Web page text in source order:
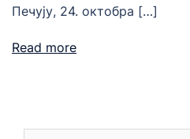
Печују, 24. октобра […]
Read more